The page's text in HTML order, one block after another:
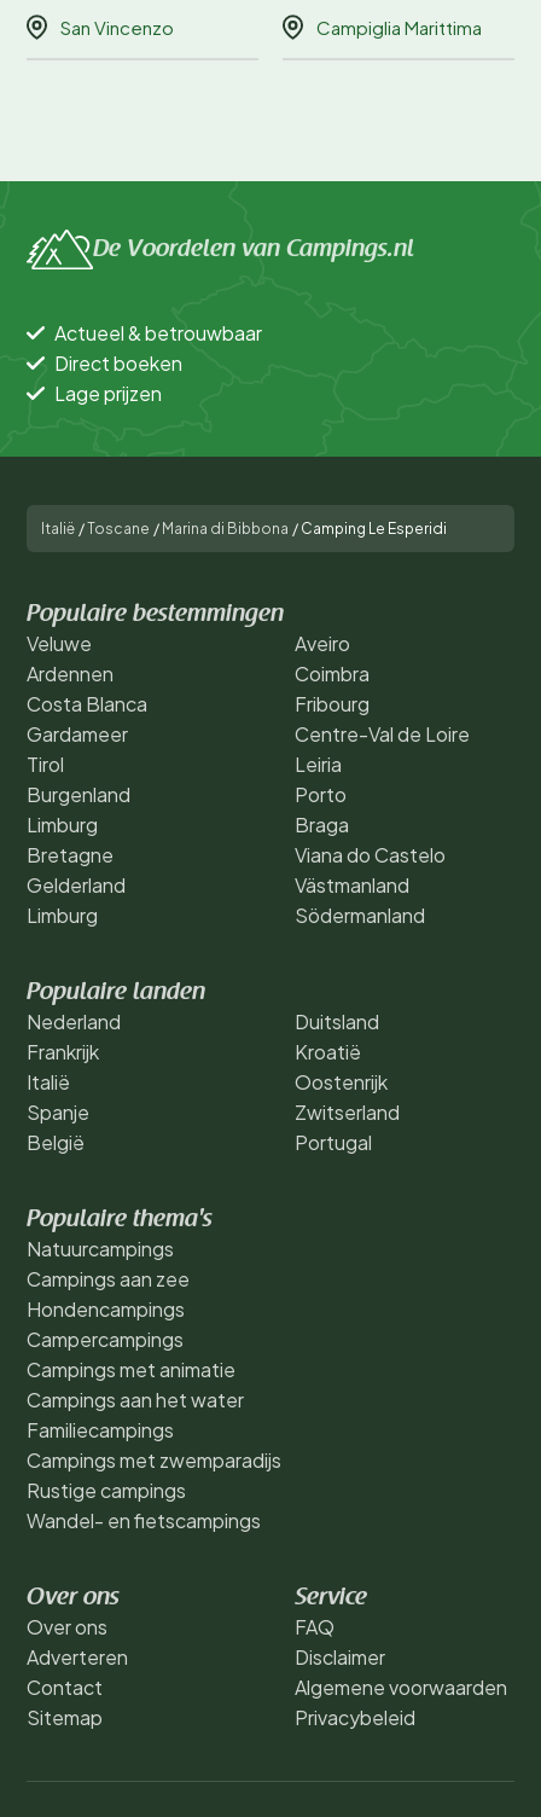
San Vincenzo Campiglia Marittima
De Voordelen van Campings.nl
Actueel & betrouwbaar
Direct boeken
Lage prijzen
Italië /Toscane / Marina di Bibbona / Camping Le Esperidi
Populaire bestemmingen
Veluwe
Ardennen
Costa Blanca
Gardameer
Tirol
Burgenland
Limburg
Bretagne
Gelderland
Limburg
Aveiro
Coimbra
Fribourg
Centre-Val de Loire
Leiria
Porto
Braga
Viana do Castelo
Västmanland
Södermanland
Populaire landen
Nederland
Frankrijk
Italië
Spanje
België
Duitsland
Kroatië
Oostenrijk
Zwitserland
Portugal
Populaire thema's
Natuurcampings
Campings aan zee
Hondencampings
Campercampings
Campings met animatie
Campings aan het water
Familiecampings
Campings met zwemparadijs
Rustige campings
Wandel- en fietscampings
Over ons
Over ons
Adverteren
Contact
Sitemap
Service
FAQ
Disclaimer
Algemene voorwaarden
Privacybeleid